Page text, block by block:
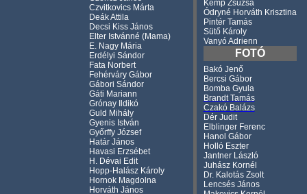
Czvitkovics Márta
Deák Attila
Decsi Kiss János
Elter Istvánné (Mama)
E. Nagy Mária
Erdélyi Sándor
Fata Norbert
Fehérváry Gábor
Gábori Sándor
Gáti Mariann
Grónay Ildikó
Guld Mihály
Gyenis István
Győrffy József
Határ János
Havasi Erzsébet
H. Dévai Edit
Hopp-Halász Károly
Hornok Magdolna
Horváth János
Kemp Zsuzsa
Ódryné Horváth Krisztina
Pintér Tamás
Sütő Károly
Vanyó Adrienn
FOTÓ
Bakó Jenő
Bercsi Gábor
Bomba Gyula
Brandt Tamás
Czakó Balázs
Dér Judit
Elblinger Ferenc
Hanol Gábor
Holló Eszter
Jantner László
Juhász Kornél
Dr. Kalotás Zsolt
Lencsés János